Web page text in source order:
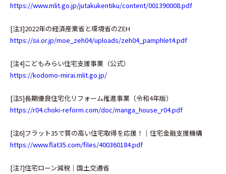
https://www.mlit.go.jp/jutakukentiku/content/001390008.pdf
[注3]2022年の経済産業省と環境省のZEH
https://sii.or.jp/moe_zeh04/uploads/zeh04_pamphlet4.pdf
[注4]こどもみらい住宅支援事業（公式）
https://kodomo-mirai.mlit.go.jp/
[注5]長期優良住宅化リフォーム推進事業（令和4年版）
https://r04.choki-reform.com/doc/manga_house_r04.pdf
[注6]フラット35で質の高い住宅取得を応援！｜住宅金融支援機構
https://www.flat35.com/files/400360184.pdf
[注7]住宅ローン減税｜国土交通省